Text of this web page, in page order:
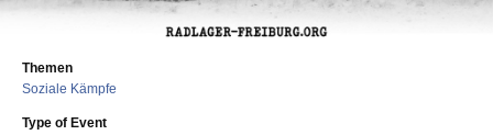
Themen
Soziale Kämpfe
Type of Event